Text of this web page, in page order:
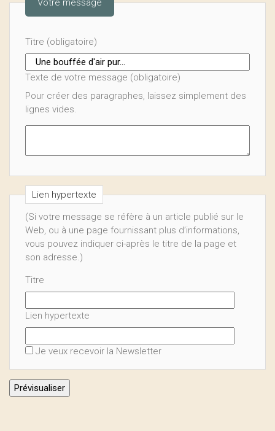
Votre message
Titre (obligatoire)
Texte de votre message (obligatoire)
Pour créer des paragraphes, laissez simplement des
lignes vides.
Lien hypertexte
(Si votre message se réfère à un article publié sur le
Web, ou à une page fournissant plus d’informations,
vous pouvez indiquer ci-après le titre de la page et
son adresse.)
Titre
Lien hypertexte
Je veux recevoir la Newsletter